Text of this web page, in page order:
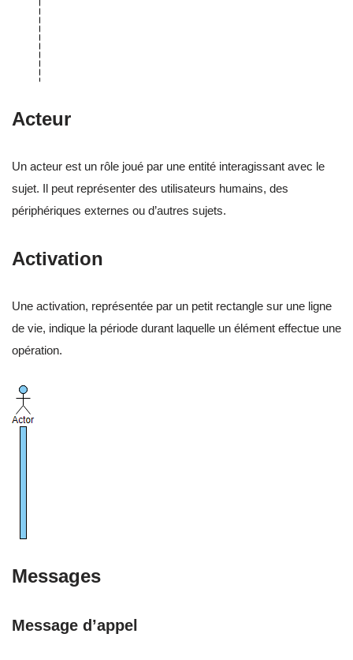
Acteur
Un acteur est un rôle joué par une entité interagissant avec le
sujet. Il peut représenter des utilisateurs humains, des
périphériques externes ou d’autres sujets.
Activation
Une activation, représentée par un petit rectangle sur une ligne
de vie, indique la période durant laquelle un élément effectue une
opération.
Messages
Message d’appel